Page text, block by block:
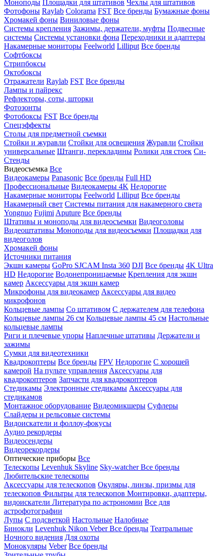
Моноподы Площадки для штативов Чехлы для штативов
Фотофоны Raylab Colorama FST Все бренды Бумажные фоны
Хромакей фоны Виниловые фоны
Системы крепления Зажимы, держатели, муфты Подвесные
системы Системы установки фона Переходники и адаптеры
Накамерные мониторы Feelworld Lilliput Все бренды
Софтбоксы
Стрипбоксы
Октобоксы
Отражатели Raylab FST Все бренды
Лампы и пайрекс
Рефлекторы, соты, шторки
Фотозонты
Фотобоксы FST Все бренды
Спецэффекты
Столы для предметной съемки
Стойки и журавли Стойки для освещения Журавли Стойки
универсальные Штанги, перекладины Ролики для стоек Си-
Стенды
Видеосъемка Все
Видеокамеры Panasonic Все бренды Full HD
Профессиональные Видеокамеры 4K Недорогие
Накамерные мониторы Feelworld Lilliput Все бренды
Накамерный свет Системы питания для накамерного света
Yongnuo Fujimi Aputure Все бренды
Штативы и моноподы для видеосъемки Видеоголовы
Видеоштативы Моноподы для видеосъемки Площадки для
видеоголов
Хромакей фоны
Источники питания
Экшн камеры GoPro SJCAM Insta 360 DJI Все бренды 4K Ultra
HD Недорогие Водонепроницаемые Крепления для экшн
камер Аксессуары для экшн камер
Микрофоны для видеокамер Аксессуары для видео
микрофонов
Кольцевые лампы Со штативом C держателем для телефона
Кольцевые лампы 26 см Кольцевые лампы 45 см Настольные
кольцевые лампы
Риги и плечевые упоры Наплечные штативы Держатели и
зажимы
Сумки для видеотехники
Квадрокоптеры Все бренды FPV Недорогие С хорошей
камерой На пульте управления Аксессуары для
квадрокоптеров Запчасти для квадрокоптеров
Стедикамы Электронные стедикамы Аксессуары для
стедикамов
Монтажное оборудование Видеомикшеры Суфлеры
Слайдеры и рельсовые системы
Видоискатели и фоллоу-фокусы
Аудио рекордеры
Видеосендеры
Видеорекордеры
Оптические приборы Все
Телескопы Levenhuk Skyline Sky-watcherВсе бренды
Любительские телескопы
Аксессуары для телескопов Окуляры, линзы, призмы для
телескопов Фильтры для телескопов Монтировки, адаптеры,
видоискатели Литература по астрономии Все для
астрофотографии
Лупы С подсветкой Настольные Налобные
Бинокли Levenhuk Nikon VeberВсе бренды Театральные
Ночного видения Для охоты
Монокуляры Veber Все бренды